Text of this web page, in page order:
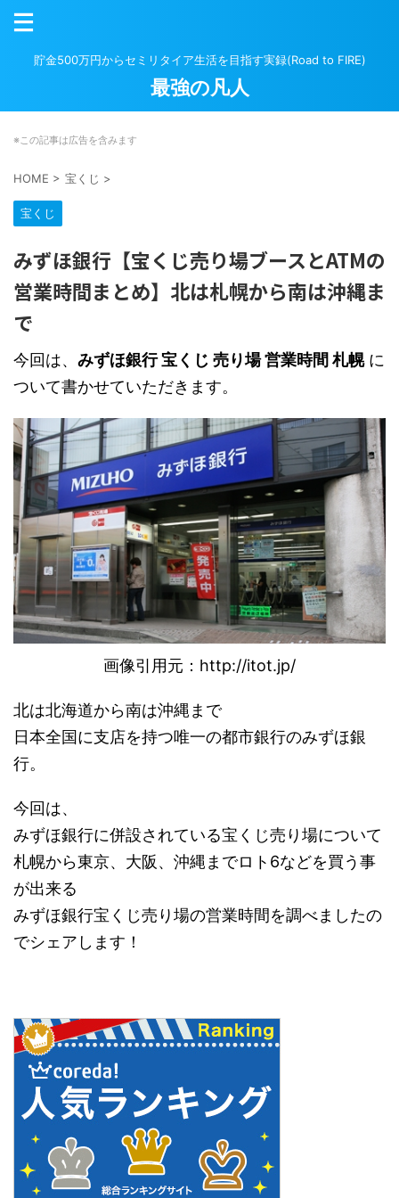
貯金500万円からセミリタイア生活を目指す実録(Road to FIRE)
最強の凡人
※この記事は広告を含みます
HOME > 宝くじ >
宝くじ
みずほ銀行【宝くじ売り場ブースとATMの
営業時間まとめ】北は札幌から南は沖縄ま
で
今回は、 みずほ銀行 宝くじ 売り場 営業時間 札幌に
ついて書かせていただきます。
画像引用元：http://itot.jp/
北は北海道から南は沖縄まで
日本全国に支店を持つ唯一の都市銀行のみずほ銀
行。
今回は、
みずほ銀行に併設されている宝くじ売り場について
札幌から東京、大阪、沖縄までロト6などを買う事
が出来る
みずほ銀行宝くじ売り場の営業時間を調べましたの
でシェアします！